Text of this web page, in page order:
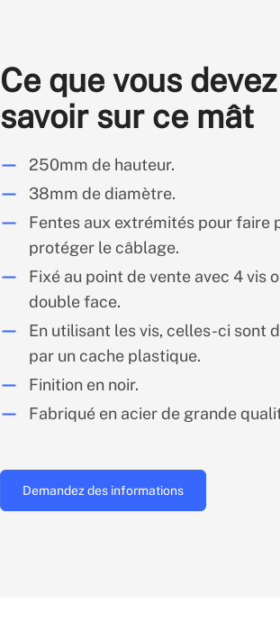
Ce que vous devez
savoir sur ce mât
250mm de hauteur.
38mm de diamètre.
Fentes aux extrémités pour faire
protéger le câblage.
Fixé au point de vente avec 4 vis
double face.
En utilisant les vis, celles-ci sont
par un cache plastique.
Finition en noir.
Fabriqué en acier de grande
Demandez des informations